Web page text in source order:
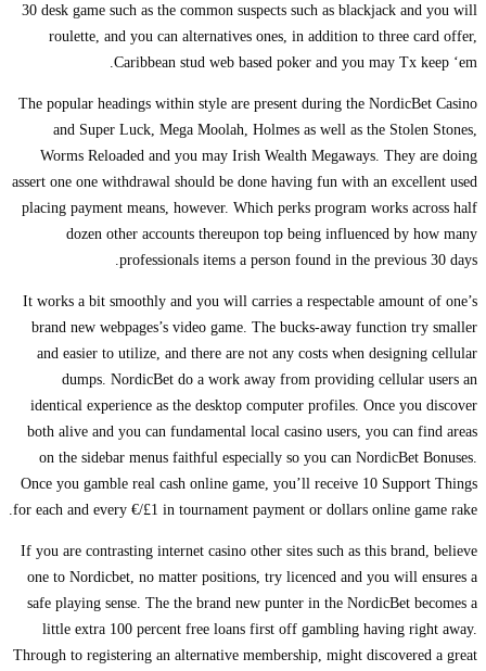
30 desk game such as the common suspects such as blackjack and you will
roulette, and you can alternatives ones, in addition to three card offer,
Caribbean stud web based poker and you may Tx keep ‘em.
The popular headings within style are present during the NordicBet Casino
and Super Luck, Mega Moolah, Holmes as well as the Stolen Stones,
Worms Reloaded and you may Irish Wealth Megaways. They are doing
assert one one withdrawal should be done having fun with an excellent used
placing payment means, however. Which perks program works across half
dozen other accounts thereupon top being influenced by how many
professionals items a person found in the previous 30 days.
It works a bit smoothly and you will carries a respectable amount of one’s
brand new webpages’s video game. The bucks-away function try smaller
and easier to utilize, and there are not any costs when designing cellular
dumps. NordicBet do a work away from providing cellular users an
identical experience as the desktop computer profiles. Once you discover
both alive and you can fundamental local casino users, you can find areas
on the sidebar menus faithful especially so you can NordicBet Bonuses.
Once you gamble real cash online game, you’ll receive 10 Support Things
for each and every €/£1 in tournament payment or dollars online game rake.
If you are contrasting internet casino other sites such as this brand, believe
one to Nordicbet, no matter positions, try licenced and you will ensures a
safe playing sense. The the brand new punter in the NordicBet becomes a
little extra 100 percent free loans first off gambling having right away.
Through to registering an alternative membership, might discovered a great